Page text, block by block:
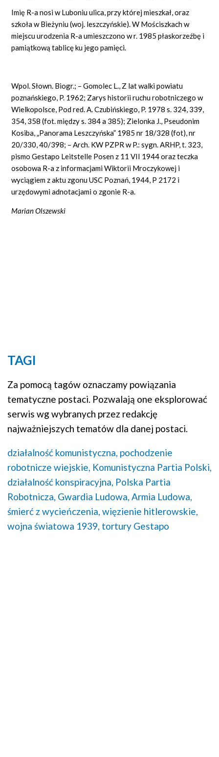
Imię R-a nosi w Luboniu ulica, przy której mieszkał, oraz
szkoła w Bieżyniu (woj. leszczyńskie). W Mościszkach w
miejscu urodzenia R-a umieszczono w r. 1985 płaskorzeźbę i
pamiątkową tablicę ku jego pamięci.
Wpol. Słown. Biogr.; – Gomolec L., Z lat walki powiatu
poznańskiego, P. 1962; Zarys historii ruchu robotniczego w
Wielkopolsce, Pod red. A. Czubińskiego, P. 1978 s. 324, 339,
354, 358 (fot. między s. 384 a 385); Zielonka J., Pseudonim
Kosiba, „Panorama Leszczyńska” 1985 nr 18/328 (fot), nr
20/330, 40/398; – Arch. KW PZPR w P.: sygn. ARHP, t. 323,
pismo Gestapo Leitstelle Posen z 11 VII 1944 oraz teczka
osobowa R-a z informacjami Wiktorii Mroczykowej i
wyciągiem z aktu zgonu USC Poznań, 1944, P 2172 i
urzędowymi adnotacjami o zgonie R-a.
Marian Olszewski
TAGI
Za pomocą tagów oznaczamy powiązania
tematyczne postaci. Pozwalają one eksplorować
serwis wg wybranych przez redakcję
najważniejszych tematów dla danej postaci.
działalność komunistyczna, pochodzenie
robotnicze wiejskie, Komunistyczna Partia Polski,
działalność konspiracyjna, Polska Partia
Robotnicza, Gwardia Ludowa, Armia Ludowa,
śmierć z wycieńczenia, więzienie hitlerowskie,
wojna światowa 1939, tortury Gestapo